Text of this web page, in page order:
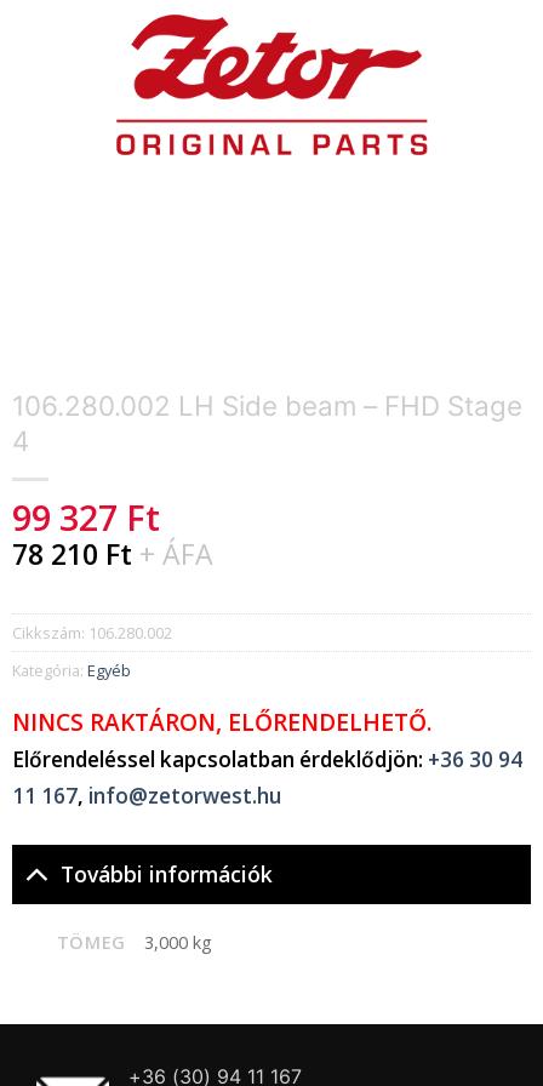
106.280.002 LH Side beam – FHD Stage
4
99 327 Ft
78 210 Ft + ÁFA
Cikkszám: 106.280.002
Kategória: Egyéb
NINCS RAKTÁRON, ELŐRENDELHETŐ.
Előrendeléssel kapcsolatban érdeklődjön: +36 30 94
11 167, info@zetorwest.hu
További információk
TÖMEG 3,000 kg
+36 (30) 94 11 167